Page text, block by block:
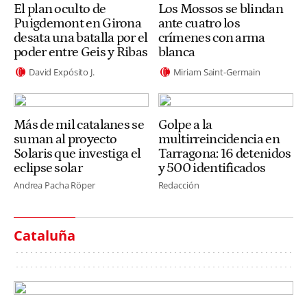
El plan oculto de
Puigdemont en Girona
desata una batalla por el
poder entre Geis y Ribas
David Expósito J.
Los Mossos se blindan
ante cuatro los
crímenes con arma
blanca
Miriam Saint-Germain
Más de mil catalanes se
suman al proyecto
Solaris que investiga el
eclipse solar
Andrea Pacha Röper
Golpe a la
multirreincidencia en
Tarragona: 16 detenidos
y 500 identificados
Redacción
Cataluña